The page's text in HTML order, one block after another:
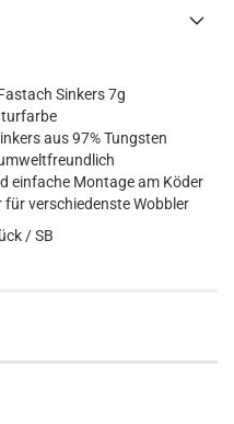
Sinkers 7g
aus 97% Tungsten
einfache Montage am Köder
verschiedenste Wobbler
/ SB